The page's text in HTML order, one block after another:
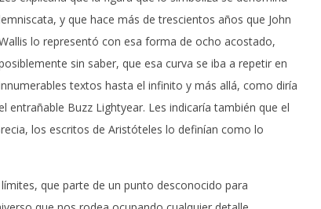
y que hace más de trescientos años que John
lo representó con esa forma de ocho acostado,
sin saber, que esa curva se iba a repetir en
textos hasta el infinito y más allá, como diría
entrañable Buzz Lightyear. Les indicaría también que el
los escritos de Aristóteles lo definían como lo
que parte de un punto desconocido para